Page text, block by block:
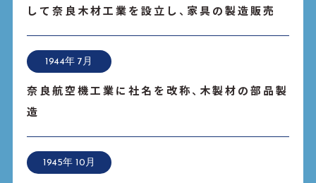
して奈良木材工業を設立し、家具の製造販売
1944年 7月
奈良航空機工業に社名を改称、木製材の部品製
造
1945年 10月